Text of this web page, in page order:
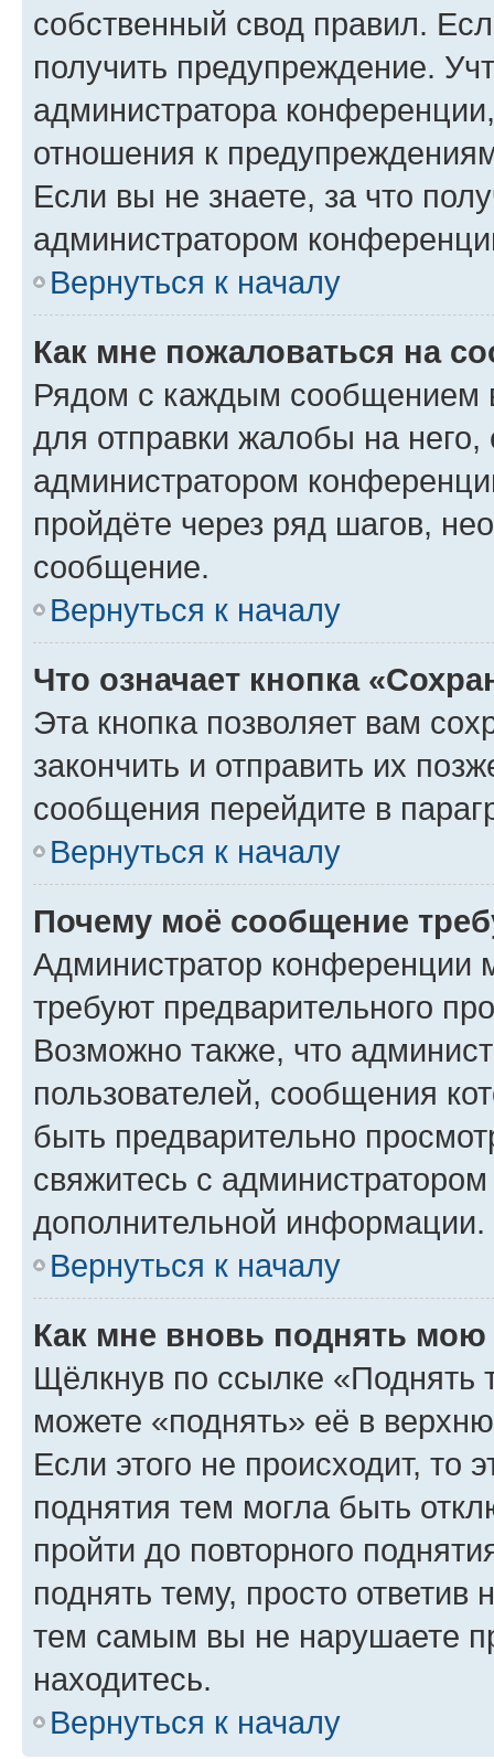
собственный свод правил.
получить предупреждение.
администратора
отношения к
Если вы не знаете, за что
администратором
Вернуться к началу
Как мне пожаловаться на
Рядом с каждым сообщением
для отправки жалобы на
администратором
пройдёте через ряд шагов,
сообщение.
Вернуться к началу
Что означает кнопка
Эта кнопка позволяет вам
закончить и отправить их
сообщения перейдите в
Вернуться к началу
Почему моё сообщение
Администратор конференции
требуют предварительного
Возможно также, что
пользователей, сообщения
быть предварительно
свяжитесь с
дополнительной информации.
Вернуться к началу
Как мне вновь поднять мою
Щёлкнув по ссылке «Поднять
можете «поднять» её в
Если этого не происходит, то
поднятия тем могла быть
пройти до повторного
поднять тему, просто ответив
тем самым вы не нарушаете
находитесь.
Вернуться к началу